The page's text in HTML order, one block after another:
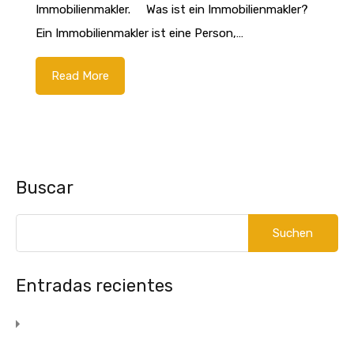
Immobilienmakler. Was ist ein Immobilienmakler?
Ein Immobilienmakler ist eine Person,…
Read More
Buscar
Entradas recientes